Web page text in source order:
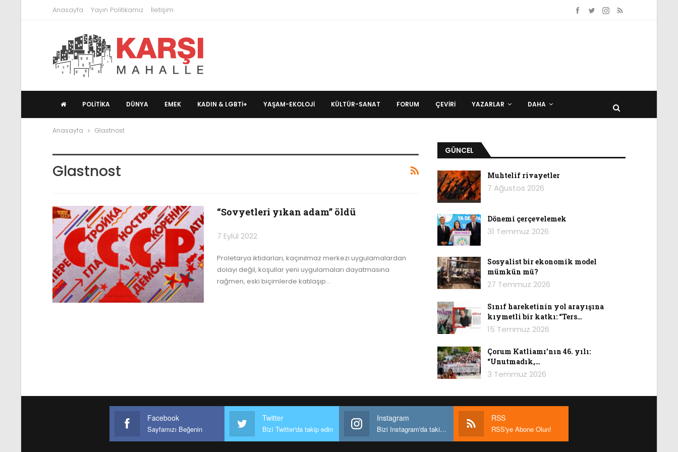
Anasayfa Yayın Politikamız İletişim
POLITIKA DÜNYA EMEK KADIN & LGBTİ+ YAŞAM-EKOLOJI KÜLTÜR-SANAT FORUM ÇEVIRI YAZARLAR DAHA
Anasayfa Glastnost
Glastnost
“Sovyetleri yıkan adam” öldü
7 Eylül 2022
Proletarya iktidarları, kaçınılmaz merkezi uygulamalardan
dolayı değil, koşullar yeni uygulamaları dayatmasına
rağmen, eski biçimlerde katılaşıp…
GÜNCEL
Muhtelif rivayetler
7 Ağustos 2026
Dönemi çerçevelemek
31 Temmuz 2026
Sosyalist bir ekonomik model
mümkün mü?
27 Temmuz 2026
Sınıf hareketinin yol arayışına
kıymetli bir katkı: “Ters…
15 Temmuz 2026
Çorum Katliamı’nın 46. yılı:
“Unutmadık,…
3 Temmuz 2026
Facebook
Sayfamızı Beğenin
Twitter
Bizi Twitter'da takip edin
Instagram
Bizi Instagram'da takip edin
RSS
RSS'ye Abone Olun!